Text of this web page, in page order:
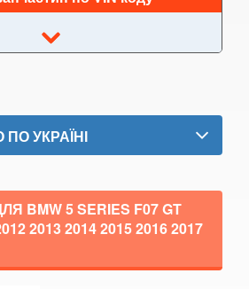
УКРАЇНІ
BMW 5 SERIES F07 GT
2013 2014 2015 2016 2017